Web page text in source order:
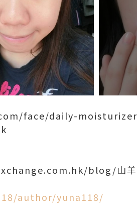
face/daily-
blog/山羊
author/yuna118/